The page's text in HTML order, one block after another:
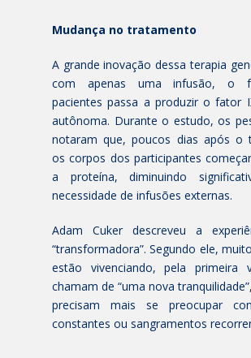
Mudança no tratamento
A grande inovação dessa terapia
com apenas uma infusão, o
pacientes passa a produzir o fator
autônoma. Durante o estudo, os
notaram que, poucos dias após o
os corpos dos participantes
a proteína, diminuindo
necessidade de infusões externas.
Adam Cuker descreveu a
“transformadora”. Segundo ele,
estão vivenciando, pela primeira
chamam de “uma nova
precisam mais se preocupar
constantes ou sangramentos